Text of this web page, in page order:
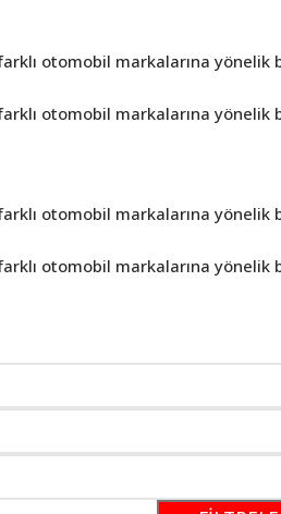
otomobil markalarına
otomobil markalarına
otomobil markalarına
otomobil markalarına